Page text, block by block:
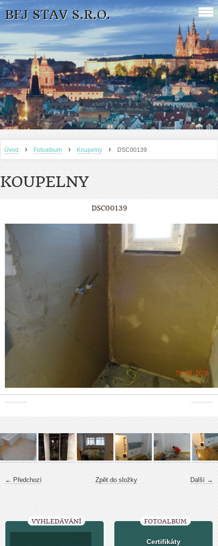
BFJ STAV S.R.O.
Úvod › Fotoalbum › Koupelny › DSC00139
KOUPELNY
DSC00139
← Předchozí Další →
Zpět do složky
VYHLEDÁVÁNÍ FOTOALBUM
Certifikáty